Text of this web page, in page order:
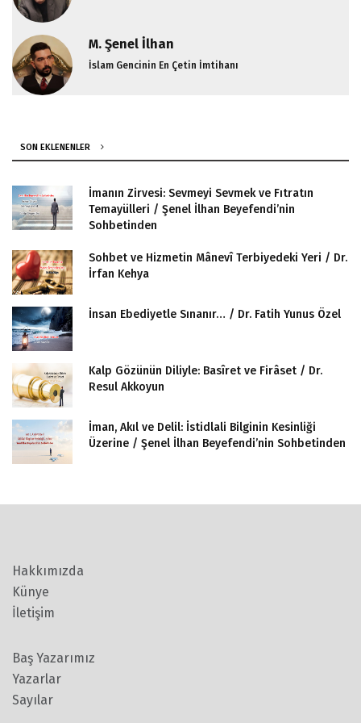
M. Şenel İlhan
İslam Gencinin En Çetin İmtihanı
SON EKLENENLER
İmanın Zirvesi: Sevmeyi Sevmek ve Fıtratın
Temayülleri / Şenel İlhan Beyefendi’nin
Sohbetinden
Sohbet ve Hizmetin Mânevî Terbiyedeki Yeri / Dr.
İrfan Kehya
İnsan Ebediyetle Sınanır… / Dr. Fatih Yunus Özel
Kalp Gözünün Diliyle: Basîret ve Firâset / Dr.
Resul Akkoyun
İman, Akıl ve Delil: İstidlali Bilginin Kesinliği
Üzerine / Şenel İlhan Beyefendi’nin Sohbetinden
Hakkımızda
Künye
İletişim
Baş Yazarımız
Yazarlar
Sayılar